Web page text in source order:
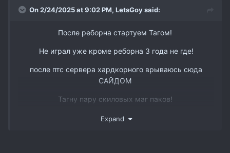
www.youtube.com/watch?v=DJJmtVgSQ6s&t
On 2/24/2025 at 9:02 PM, LetsGoysaid:
После реборна стартуем Тагом!
Не играл уже кроме реборна 3 года не где!
после птс сервера хардкорного врываюсь сюда
САЙДОМ
Тагну пару скиловых маг паков!
Так же есть пару слотов в пак 3 рес бп мм и овер
Expand